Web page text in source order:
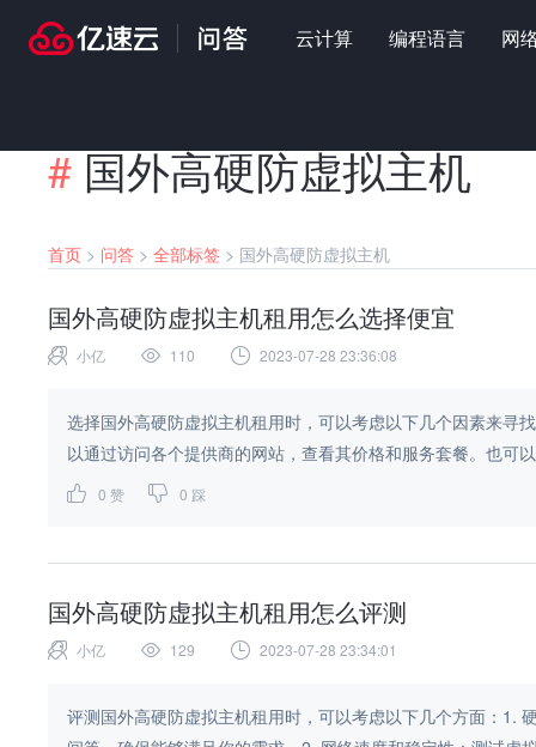
云计算 编程语言 网
#国外高硬防虚拟主机
首页 > 问答 > 全部标签 > 国外高硬防虚拟主机
国外高硬防虚拟主机租用怎么选择便宜
小亿 110 2023-07-28 23:36:08
选择国外高硬防虚拟主机租用时，可以考虑以下几个因素来寻
以通过访问各个提供商的网站，查看其价格和服务套餐。也可
0 赞 0 踩
国外高硬防虚拟主机租用怎么评测
小亿 129 2023-07-28 23:34:01
评测国外高硬防虚拟主机租用时，可以考虑以下几个方面：1.